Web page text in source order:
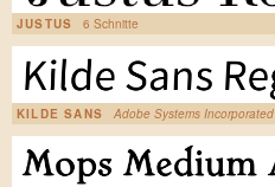
JUSTUS 6 Schnitte
KILDE SANS Adobe Systems Incorporated